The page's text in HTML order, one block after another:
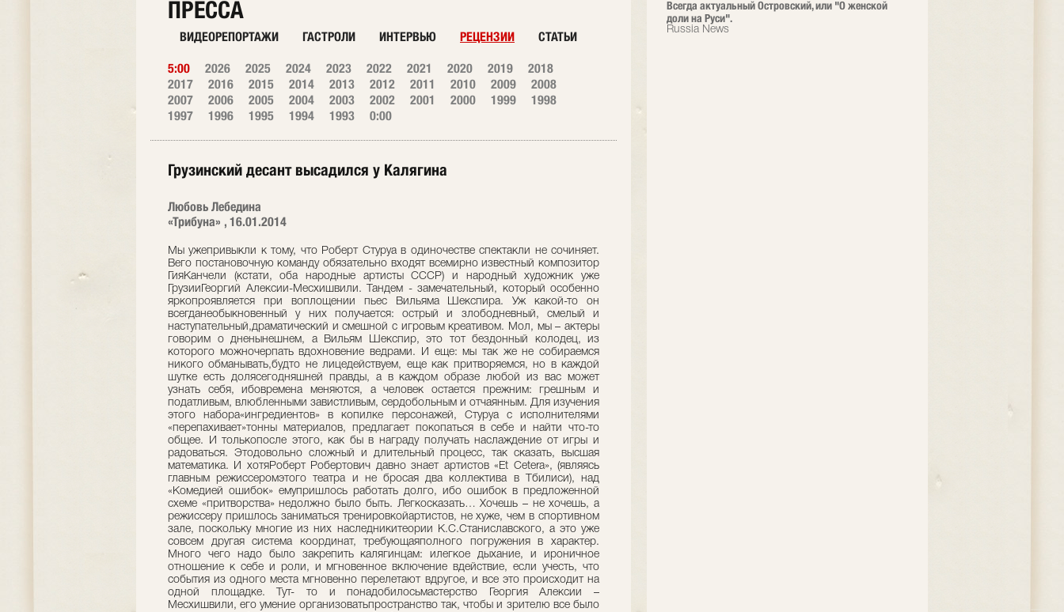
Всегда актуальный Островский, или "О женской
доли на Руси".
Russia News
ПРЕССА
ВИДЕОРЕПОРТАЖИ ГАСТРОЛИ ИНТЕРВЬЮ РЕЦЕНЗИИ СТАТЬИ
5:00 2026 2025 2024 2023 2022 2021 2020 2019
2018
2017
2016 2015 2014 2013 2012 2011 2010 2009
2008
2007
2006 2005 2004 2003 2002 2001 2000 1999
1998
1997
1996 1995 1994 1993 0:00
Грузинский десант высадился у Калягина
Любовь Лебедина
«Трибуна» , 16.01.2014
Мы ужепривыкли к тому, что Роберт Стуруа в одиночестве спектакли не сочиняет.
Вего постановочную команду обязательно входят всемирно известный композитор
ГияКанчели (кстати, оба народные артисты СССР) и народный художник уже
ГрузииГеоргий Алексии-Месхишвили. Тандем - замечательный, который особенно
яркопроявляется при воплощении пьес Вильяма Шекспира. Уж какой-то он
всегданеобыкновенный у них получается: острый и злободневный, смелый и
наступательный,драматический и смешной с игровым креативом. Мол, мы – актеры
говорим о дненынешнем, а Вильям Шекспир, это тот бездонный колодец, из
которого можночерпать вдохновение ведрами. И еще: мы так же не собираемся
никого обманывать,будто не лицедействуем, еще как притворяемся, но в каждой
шутке есть долясегодняшней правды, а в каждом образе любой из вас может
узнать себя, ибовремена меняются, а человек остается прежним: грешным и
податливым, влюбленными завистливым, сердобольным и отчаянным. Для изучения
этого набора«ингредиентов» в копилке персонажей, Стуруа с исполнителями
«перепахивает»тонны материалов, предлагает покопаться в себе и найти что-то
общее. И толькопосле этого, как бы в награду получать наслаждение от игры и
радоваться. Этодовольно сложный и длительный процесс, так сказать, высшая
математика. И хотяРоберт Робертович давно знает артистов «Et Cetera», (являясь
главным режиссеромэтого театра и не бросая два коллектива в Тбилиси), над
«Комедией ошибок» емупришлось работать долго, ибо ошибок в предложенной
схеме «притворства» недолжно было быть. Легкосказать… Хочешь – не хочешь, а
режиссеру пришлось заниматься тренировкойартистов, не хуже, чем в спортивном
зале, поскольку многие из них наследникитеории К.С.Станиславского, а это уже
совсем другая система координат, требующаяполного погружения в характер.
Много чего надо было закрепить калягинцам: илегкое дыхание, и ироничное
отношение к себе и роли, и мгновенное включение вдействие, если учесть, что
события из одного места мгновенно перелетают вдругое, и все это происходит на
одной площадке. Тут- то и понадобилосьмастерство Георгия Алексии –
Месхишвили, его умение организоватьпространство так, чтобы и зрителю все было